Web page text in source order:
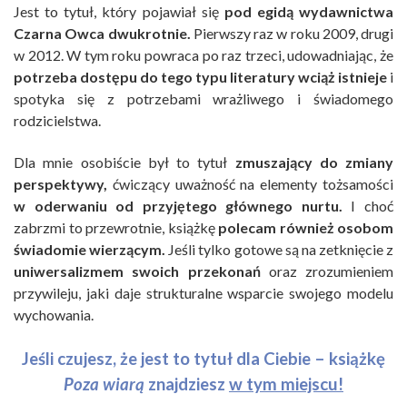
Jest to tytuł, który pojawiał się pod egidą wydawnictwa
Czarna Owca dwukrotnie. Pierwszy raz w roku 2009, drugi
w 2012. W tym roku powraca po raz trzeci, udowadniając, że
potrzeba dostępu do tego typu literatury wciąż istnieje i
spotyka się z potrzebami wrażliwego i świadomego
rodzicielstwa.
Dla mnie osobiście był to tytuł zmuszający do zmiany
perspektywy, ćwiczący uważność na elementy tożsamości
w oderwaniu od przyjętego głównego nurtu. I choć
zabrzmi to przewrotnie, książkę polecam również osobom
świadomie wierzącym. Jeśli tylko gotowe są na zetknięcie z
uniwersalizmem swoich przekonańoraz zrozumieniem
przywileju, jaki daje strukturalne wsparcie swojego modelu
wychowania.
Jeśli czujesz, że jest to tytuł dla Ciebie – książkę
Poza wiarą znajdziesz w tym miejscu!